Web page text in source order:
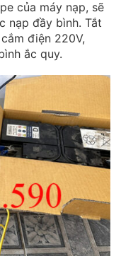
của máy nạp, sẽ
nạp đầy bình. Tắt
điện 220V,
ắc quy.